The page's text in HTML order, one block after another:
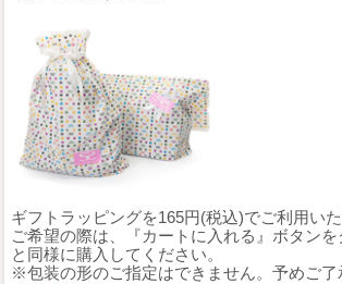
ギフトラッピングを165円(税込)でご利用いた
ご希望の際は、『カートに入れる』ボタン
と同様に購入してください。
※包装の形のご指定はできません。予めご了